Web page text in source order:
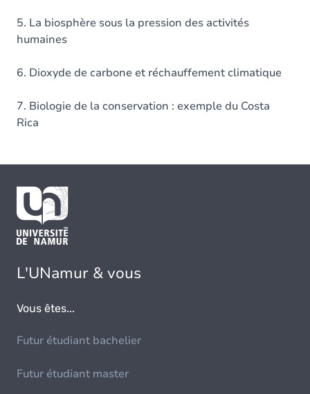
5. La biosphère sous la pression des activités
humaines
6. Dioxyde de carbone et réchauffement climatique
7. Biologie de la conservation : exemple du Costa
Rica
L'UNamur & vous
Vous êtes...
Futur étudiant bachelier
Futur étudiant master